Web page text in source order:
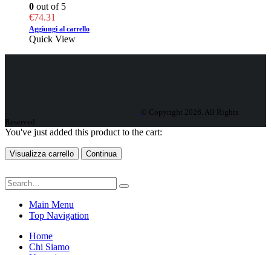
0 out of 5
€74.31
Aggiungi al carrello
Quick View
© Copyright 2026. All Rights
Reserved.
You've just added this product to the cart:
Visualizza carrello Continua
Main Menu
Top Navigation
Home
Chi Siamo